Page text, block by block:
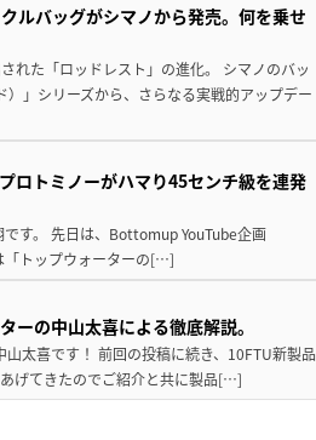
ルバッグがシマノから発売。何を乗せ
れた「ロッドレスト」の進化。 シマノのバッ
」シリーズから、さらなる実戦的アップデー
ロトミノーがハマり45センチ級を連発
す。 先日は、Bottomup YouTube企画
「トップウォーターの[…]
ーの中山太喜による徹底解説。
太喜です！ 前回の投稿に続き、10FTU新製品
げてきたのでご紹介と共に製品[…]